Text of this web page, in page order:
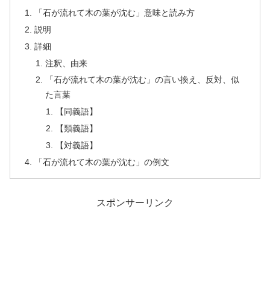
「石が流れて木の葉が沈む」意味と読み方
説明
詳細
注釈、由来
「石が流れて木の葉が沈む」の言い換え、反対、似
た言葉
【同義語】
【類義語】
【対義語】
「石が流れて木の葉が沈む」の例文
スポンサーリンク